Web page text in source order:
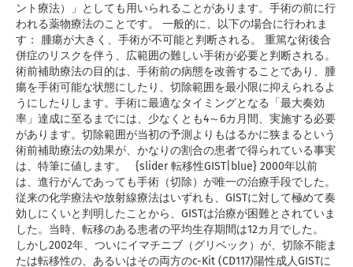
ント療法）」としても用いられることがあります。手術の前に行
われる薬物療法のことです。 一般的に、以下の場合に行われま
す： 腫瘍が大きく、手術が不可能と判断される。 重篤な術後合
併症のリスクを伴う、広範囲の難しい手術が必要と判断される。
術前補助療法の目的は、手術前の病態を改善することであり、腫
瘍を手術可能な状態にしたり、切除範囲を最小限に抑えられるよ
うにしたりします。手術に最適なタイミングとなる「最大奏効
率」達成に至るまでには、少なくとも4～6カ月間、実施する必要
があります。切除範囲が当初の予測よりもはるかに狭まるという
術前補助療法の効果が、かなりの割合の患者で得られている事実
は、特筆に値します。 {slider 転移性GIST|blue} 2000年以前
は、進行がんであっても手術（切除）が唯一の治療手段でした。
従来の化学療法や放射線療法はいずれも、GISTに対して極めて奏
効しにくいと判明したことから、GISTは治療が困難とされていま
した。当時、転移のある患者の平均生存期間は12カ月でした。
しかし2002年、ついにイマチニブ（グリベック）が、切除不能ま
たは転移性の、あるいはその両方のc-Kit (CD117)陽性成人GISTに